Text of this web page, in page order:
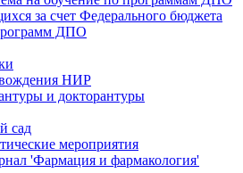
за счет Федерального бюджета
ДПО
НИР
и докторантуры
сад
мероприятия
'Фармация и фармакология'